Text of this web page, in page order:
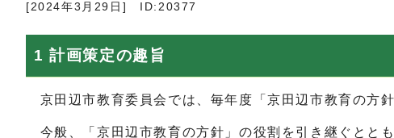
[2024年3月29日] ID:20377
1 計画策定の趣旨
京田辺市教育委員会では、毎年度「京田辺市教育の方
今般、「京田辺市教育の方針」の役割を引き継ぐととも